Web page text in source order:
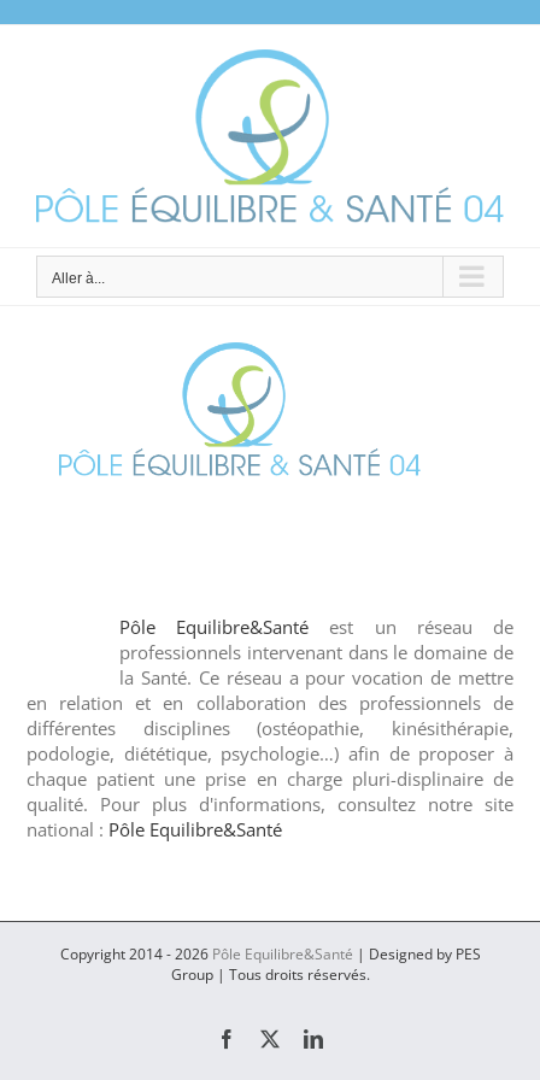
Aller à...
Pôle Equilibre&Santé est un réseau de
professionnels intervenant dans le domaine de
la Santé. Ce réseau a pour vocation de mettre
en relation et en collaboration des professionnels de
différentes disciplines (ostéopathie, kinésithérapie,
podologie, diététique, psychologie…) afin de proposer à
chaque patient une prise en charge pluri-displinaire de
qualité. Pour plus d'informations, consultez notre site
national : Pôle Equilibre&Santé
Copyright 2014 -2026 Pôle Equilibre&Santé | Designed by PES
Group | Tous droits réservés.
Facebook
TwitterLinkedIn